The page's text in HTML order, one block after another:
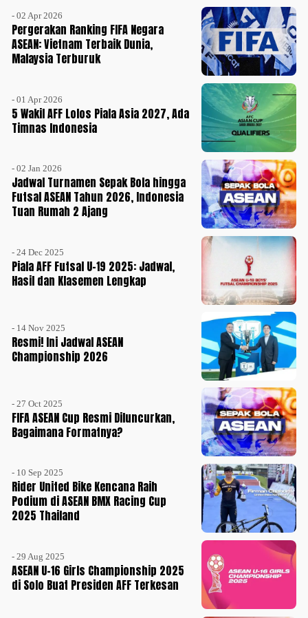
- 02 Apr 2026
Pergerakan Ranking FIFA Negara
ASEAN: Vietnam Terbaik Dunia,
Malaysia Terburuk
- 01 Apr 2026
5 Wakil AFF Lolos Piala Asia 2027, Ada
Timnas Indonesia
- 02 Jan 2026
Jadwal Turnamen Sepak Bola hingga
Futsal ASEAN Tahun 2026, Indonesia
Tuan Rumah 2 Ajang
- 24 Dec 2025
Piala AFF Futsal U-19 2025: Jadwal,
Hasil dan Klasemen Lengkap
- 14 Nov 2025
Resmi! Ini Jadwal ASEAN
Championship 2026
- 27 Oct 2025
FIFA ASEAN Cup Resmi Diluncurkan,
Bagaimana Formatnya?
- 10 Sep 2025
Rider United Bike Kencana Raih
Podium di ASEAN BMX Racing Cup
2025 Thailand
- 29 Aug 2025
ASEAN U-16 Girls Championship 2025
di Solo Buat Presiden AFF Terkesan